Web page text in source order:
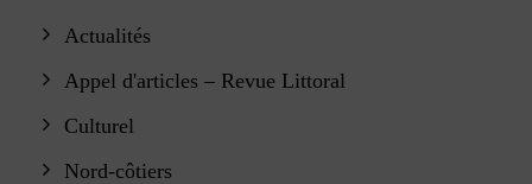
Actualités
Appel d'articles – Revue Littoral
Culturel
Nord-côtiers